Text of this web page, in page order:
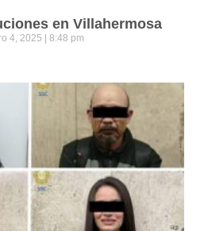
en Villahermosa
4, 2025 8:48 pm